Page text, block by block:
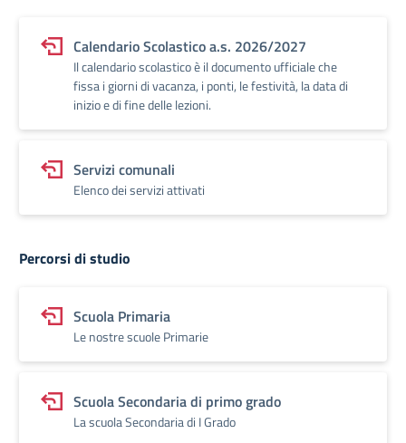
Calendario Scolastico a.s. 2026/2027
Il calendario scolastico è il documento ufficiale che
fissa i giorni di vacanza, i ponti, le festività, la data di
inizio e di fine delle lezioni.
Servizi comunali
Elenco dei servizi attivati
Percorsi di studio
Scuola Primaria
Le nostre scuole Primarie
Scuola Secondaria di primo grado
La scuola Secondaria di I Grado